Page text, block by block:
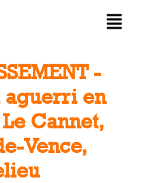
-
aguerri en
Cannet,
Vence,